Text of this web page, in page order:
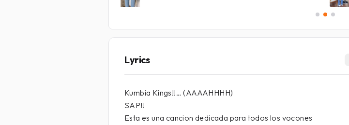
Lyrics
Kumbia Kings!!… (AAAAHHHH)
SAP!!
Esta es una cancion dedicada para todos los vocones